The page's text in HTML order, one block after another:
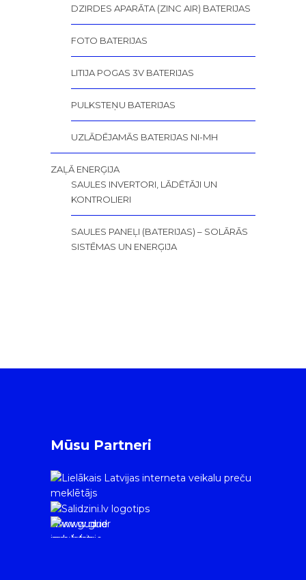
DZIRDES APARĀTA (ZINC AIR) BATERIJAS
FOTO BATERIJAS
LITIJA POGAS 3V BATERIJAS
PULKSTEŅU BATERIJAS
UZLĀDĒJAMĀS BATERIJAS NI-MH
ZAĻĀ ENERĢIJA
SAULES INVERTORI, LĀDĒTĀJI UN
KONTROLIERI
SAULES PANEĻI (BATERIJAS) – SOLĀRĀS
SISTĒMAS UN ENERĢIJA
Mūsu Partneri
www.gudrie
m.lv/atrie-